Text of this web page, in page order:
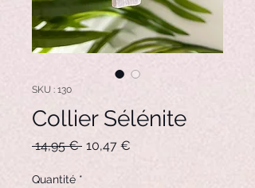
SKU : 130
Collier Sélénite
14,95 € Prix
10,47 €
Quantité *